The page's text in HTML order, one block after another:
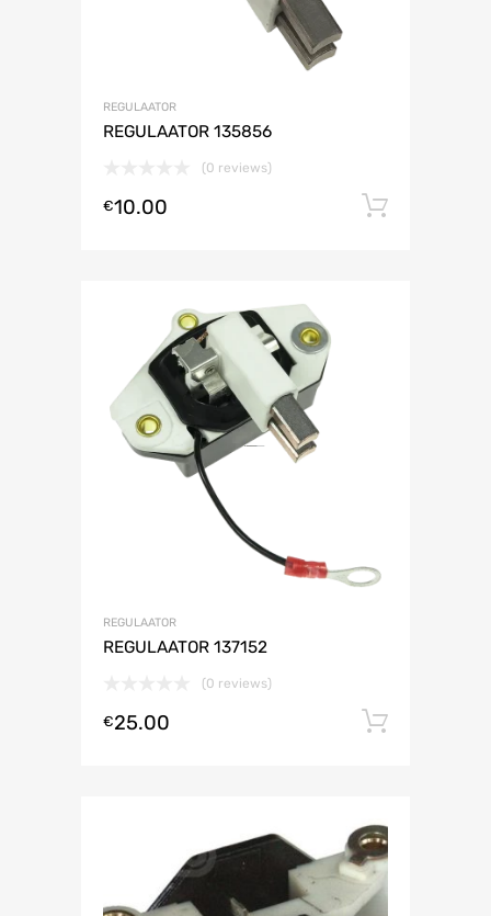
REGULAATOR
REGULAATOR 135856
(0 reviews)
€10.00
REGULAATOR
REGULAATOR 137152
(0 reviews)
€25.00